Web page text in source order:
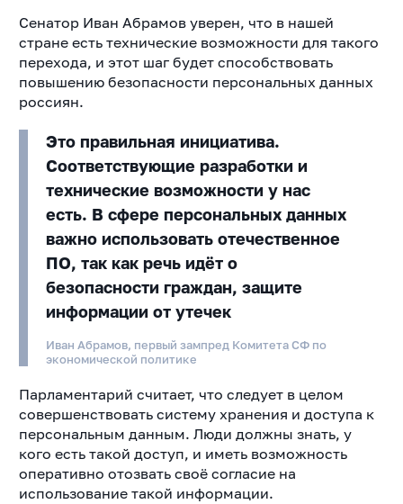
Сенатор Иван Абрамов уверен, что в нашей
стране есть технические возможности для такого
перехода, и этот шаг будет способствовать
повышению безопасности персональных данных
россиян.
Это правильная инициатива.
Соответствующие разработки и
технические возможности у нас
есть. В сфере персональных данных
важно использовать отечественное
ПО, так как речь идёт о
безопасности граждан, защите
информации от утечек
Иван Абрамов, первый зампред Комитета СФ по
экономической политике
Парламентарий считает, что следует в целом
совершенствовать систему хранения и доступа к
персональным данным. Люди должны знать, у
кого есть такой доступ, и иметь возможность
оперативно отозвать своё согласие на
использование такой информации.